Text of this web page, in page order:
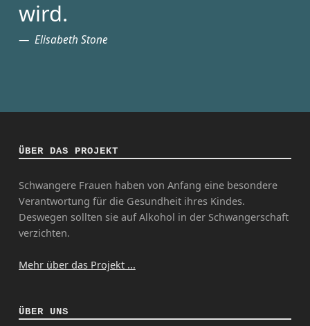
wird.
Elisabeth Stone
ÜBER DAS PROJEKT
Schwangere Frauen haben von Anfang eine besondere
Verantwortung für die Gesundheit ihres Kindes.
Deswegen sollten sie auf Alkohol in der Schwangerschaft
verzichten.
Mehr über das Projekt ...
ÜBER UNS